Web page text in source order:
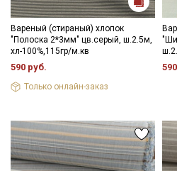
Вареный (стираный) хлопок
"Полоска 2*3мм" цв.серый, ш.2.5м,
хл-100%,115гр/м.кв
590 руб.
Только онлайн-заказ
промокоды и скидки
категории
Электронная почта